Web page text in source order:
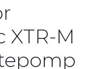
XTR-M